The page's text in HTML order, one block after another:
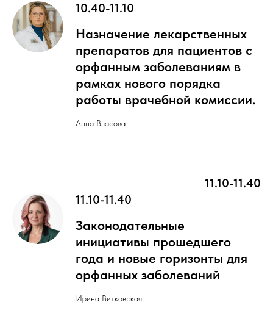
10.40-11.10
Назначение лекарственных
препаратов для пациентов с
орфанным заболеваниям в
рамках нового порядка
работы врачебной комиссии.
Анна Власова
11.10-11.40
11.10-11.40
Законодательные
инициативы прошедшего
года и новые горизонты для
орфанных заболеваний
Ирина Витковская